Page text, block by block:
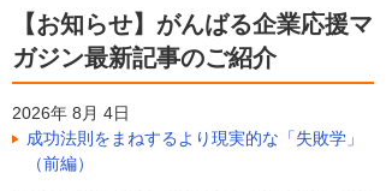
【お知らせ】がんばる企業応援マ
ガジン最新記事のご紹介
2026年 8月 4日
成功法則をまねするより現実的な「失敗学」
（前編）